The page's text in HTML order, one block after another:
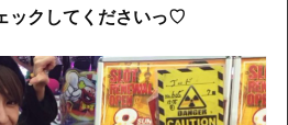
ックしてくださいっ♡